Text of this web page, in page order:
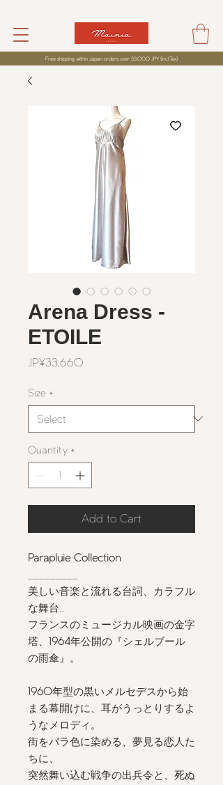
Free shipping within Japan orders over 33,000 JPY (incl,Tax)
Arena Dress -
ETOILE
JP¥33,660
Size *
Quantity *
Add to Cart
Parapluie Collection
美しい音楽と流れる台詞、カラフル
な舞台…
フランスのミュージカル映画の金字
塔、 1964年公開の『シェルブール
の雨傘』。
1960年型の黒いメルセデスから始
まる幕開けに、耳がうっとりするよ
うなメロディ。
街をバラ色に染める、夢見る恋人た
ちに、
突然舞い込む戦争の出兵令と、死ぬ